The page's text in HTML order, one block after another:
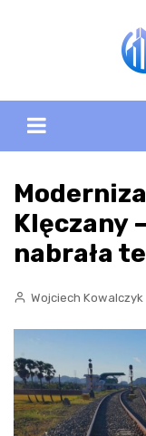
Klęczany
nabrała
Wojciech Kowalczyk